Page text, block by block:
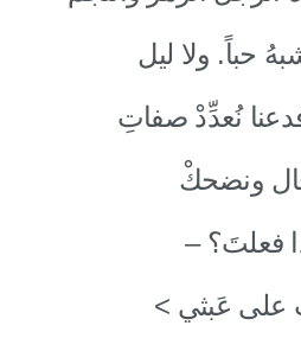
حباً. ولا ليل
نُعدِّدْ صفاتِ
فعلتَ؟
على عَبثي